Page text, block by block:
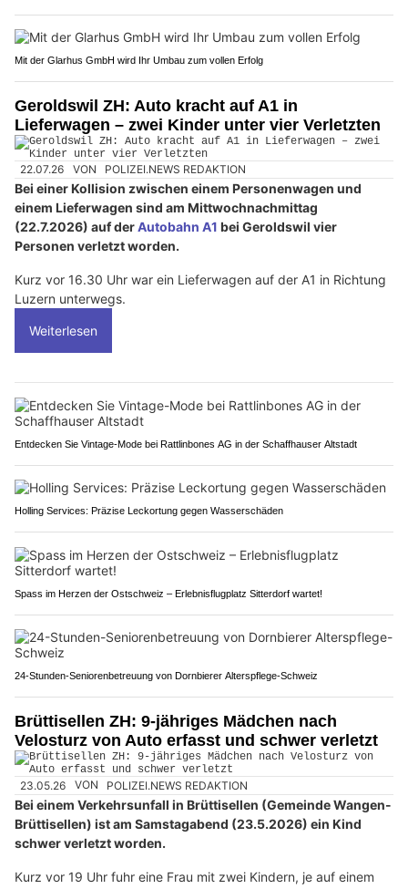
Mit der Glarhus GmbH wird Ihr Umbau zum vollen Erfolg
Geroldswil ZH: Auto kracht auf A1 in
Lieferwagen – zwei Kinder unter vier Verletzten
22.07.26 VON POLIZEI.NEWS REDAKTION
Bei einer Kollision zwischen einem Personenwagen und
einem Lieferwagen sind am Mittwochnachmittag
(22.7.2026) auf derAutobahn A1 bei Geroldswil vier
Personen verletzt worden.
Kurz vor 16.30 Uhr war ein Lieferwagen auf der A1 in Richtung
Luzern unterwegs.
Weiterlesen
Entdecken Sie Vintage-Mode bei Rattlinbones AG in der Schaffhauser Altstadt
Holling Services: Präzise Leckortung gegen Wasserschäden
Spass im Herzen der Ostschweiz – Erlebnisflugplatz Sitterdorf wartet!
24-Stunden-Seniorenbetreuung von Dornbierer Alterspflege-Schweiz
Brüttisellen ZH: 9-jähriges Mädchen nach
Velosturz von Auto erfasst und schwer verletzt
23.05.26 VON POLIZEI.NEWS REDAKTION
Bei einem Verkehrsunfall in Brüttisellen (Gemeinde Wangen-
Brüttisellen) ist am Samstagabend (23.5.2026) ein Kind
schwer verletzt worden.
Kurz vor 19 Uhr fuhr eine Frau mit zwei Kindern, je auf einem